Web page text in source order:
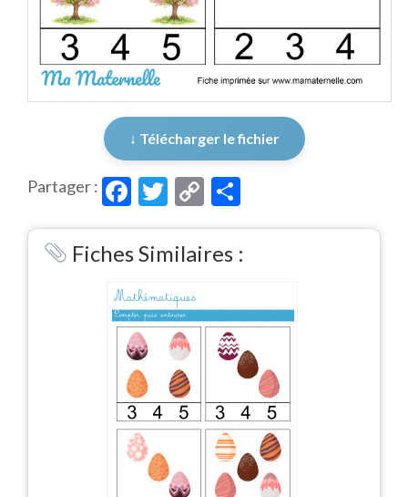
↓ Télécharger le fichier
Partager : Facebook
Twitter
Copy
Link
Fiches Similaires :